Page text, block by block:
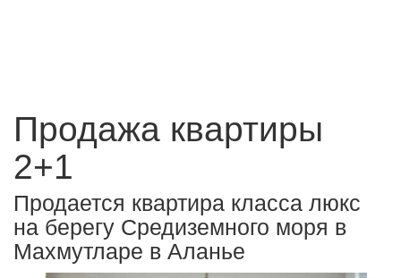
Продажа квартиры
2+1
Продается квартира класса люкс
на берегу Средиземного моря в
Махмутларе в Аланье